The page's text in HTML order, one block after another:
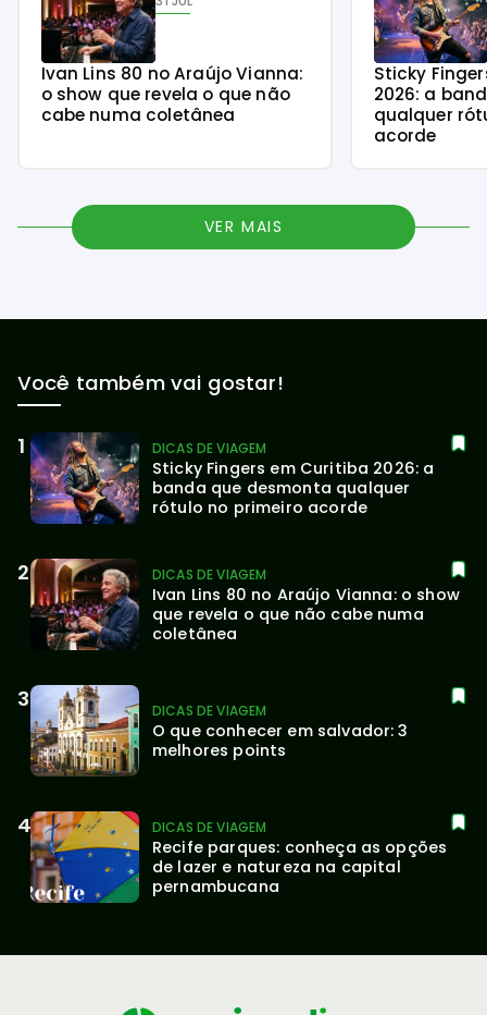
Ivan Lins 80 no Araújo Vianna:
o show que revela o que não
cabe numa coletânea
Sticky
2026: a
qualquer
acorde
VER MAIS
Você também vai gostar!
DICAS DE VIAGEM
Sticky Fingers em Curitiba 2026: a
banda que desmonta qualquer
rótulo no primeiro acorde
DICAS DE VIAGEM
Ivan Lins 80 no Araújo Vianna: o show
que revela o que não cabe numa
coletânea
DICAS DE VIAGEM
O que conhecer em salvador: 3
melhores points
DICAS DE VIAGEM
Recife parques: conheça as opções
de lazer e natureza na capital
pernambucana